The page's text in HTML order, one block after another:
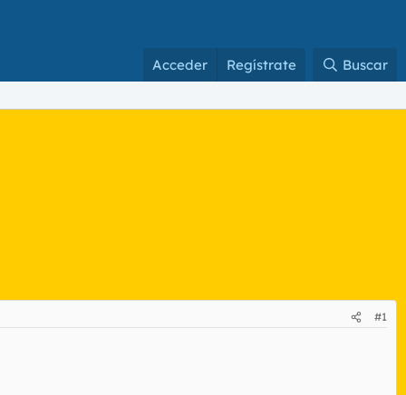
Acceder Regístrate Buscar
#1